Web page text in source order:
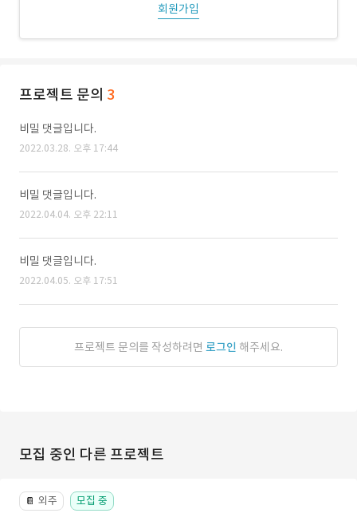
회원가입
프로젝트 문의 3
비밀 댓글입니다.
2022.03.28. 오후 17:44
비밀 댓글입니다.
2022.04.04. 오후 22:11
비밀 댓글입니다.
2022.04.05. 오후 17:51
프로젝트 문의를 작성하려면 로그인 해주세요.
모집 중인 다른 프로젝트
📔 외주 모집 중